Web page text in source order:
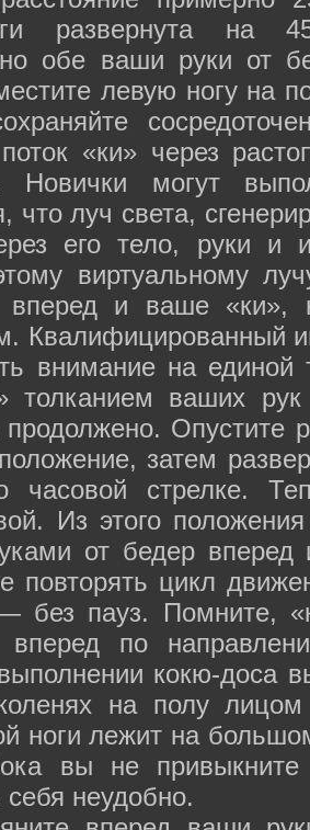
развернута на
обе ваши руки от
левую ногу на
поток «ки» через
Новички могут
что луч света,
его тело, руки и
виртуальному
вперед и ваше «ки»,
Квалифицированный
внимание на единой
толканием ваших
Опустите
затем
часовой стрелке.
Из этого
от бедер вперед
повторять цикл
без пауз. Помните,
вперед по
кокю-доса
на полу
ноги лежит на
вы не
себя неудобно.